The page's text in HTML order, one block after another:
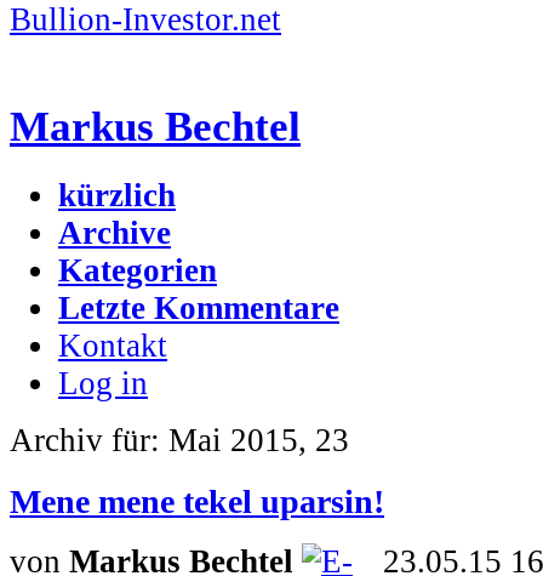
Bullion-Investor.net
Markus Bechtel
kürzlich
Archive
Kategorien
Letzte Kommentare
Kontakt
Log in
Archiv für: Mai 2015, 23
Mene mene tekel uparsin!
von Markus Bechtel 23.05.15